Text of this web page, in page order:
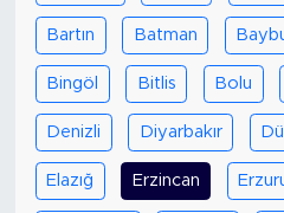
Bartın Batman
Bingöl Bitlis Bolu
Denizli Diyarbakır
Elazığ Erzincan